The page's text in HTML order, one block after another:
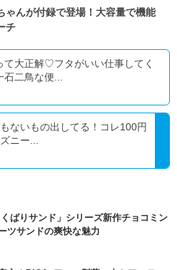
ゃんが付録で登場！大容量で機能
チ
て大正解♡フタがいい仕事してく
二鳥な便...
ないもの出してる！コレ100円
ニー...
ばりサンド」シリーズ新作チョコミン
ツサンドの爽快な魅力